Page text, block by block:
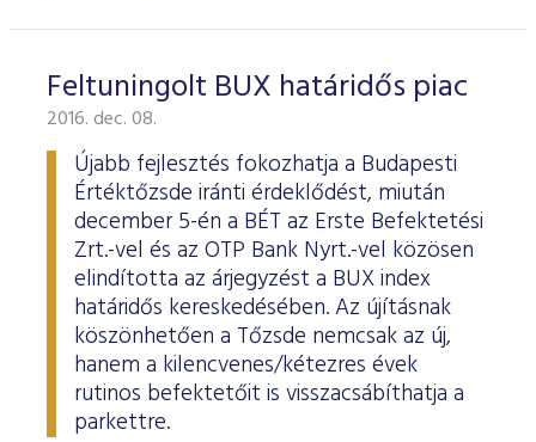
Feltuningolt BUX határidős piac
2016. dec. 08.
Újabb fejlesztés fokozhatja a Budapesti
Értéktőzsde iránti érdeklődést, miután
december 5-én a BÉT az Erste Befektetési
Zrt.-vel és az OTP Bank Nyrt.-vel közösen
elindította az árjegyzést a BUX index
határidős kereskedésében. Az újításnak
köszönhetően a Tőzsde nemcsak az új,
hanem a kilencvenes/kétezres évek
rutinos befektetőit is visszacsábíthatja a
parkettre.